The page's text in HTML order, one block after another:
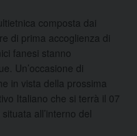
composta dai
di prima accoglienza di
fanesi stanno
Un’occasione di
in vista della prossima
Italiano che si terrà il 07
all’interno del